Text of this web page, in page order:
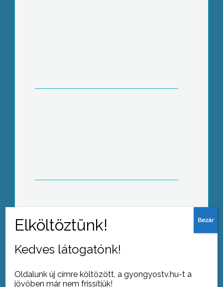
Elkerített bűnügyi helyszín és véres
horror éjszakára érkezőket a
gyöngyösi Cinema Bridge moziba
Kedves látogatónk!
Oldalunk új címre költözött, a gyongyostv.hu-t a
jövőben már nem frissítjük!